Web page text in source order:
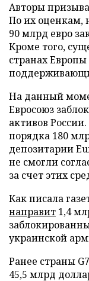
Авторы
По их оценкам,
90 млрд евро
Кроме того,
странах
На данный
Евросоюз
активов
порядка 180
депозитарии
не смогли
за счет этих
Как писала
направит 1,4
украинской
Ранее страны
45,5 млрд